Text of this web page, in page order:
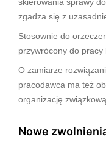
zgadza się z
Stosownie do
przywrócony do pracy
O zamiarze
pracodawca ma też
organizację
Nowe